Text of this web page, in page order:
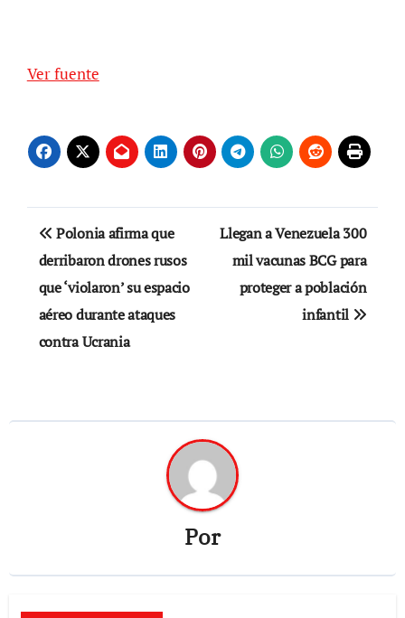
Ver fuente
Navegación
de
entradas
Polonia afirma que
derribaron drones rusos
que ‘violaron’ su espacio
aéreo durante ataques
contra Ucrania
Llegan a Venezuela 300
mil vacunas BCG para
proteger a población
infantil
Por